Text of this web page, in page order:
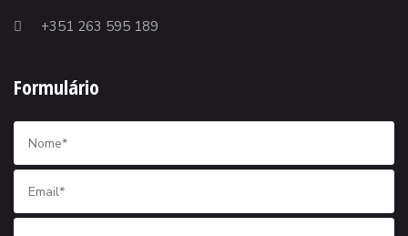
+351 263 595 189
Formulário